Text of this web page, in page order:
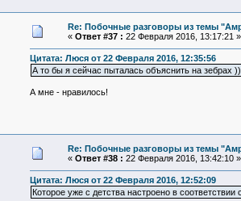
Re: Побочные разговоры из темы
« Ответ #37 : 22 Февраля 2016, 13:17:21 »
Цитата: Люся от 22 Февраля 2016, 12:35:56
А то бы я сейчас пыталась объяснить на зебрах ))
А мне - нравилось!
Re: Побочные разговоры из темы
« Ответ #38 : 22 Февраля 2016, 13:42:10 »
Цитата: Люся от 22 Февраля 2016, 12:52:09
Которое уже с детства настроено в соответствии